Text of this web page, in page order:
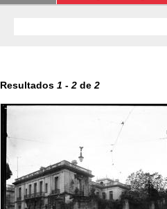
Resultados 1 - 2 de 2